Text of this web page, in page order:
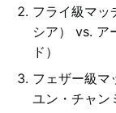
フライ級マッ
シア） vs. ア
ド）
フェザー級マ
ユン・チャン